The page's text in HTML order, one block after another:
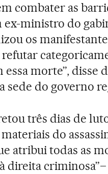
combater as
ex-ministro do
os
essa morte”, disse
sede do governo
três dias de
do
atribui todas as
direita